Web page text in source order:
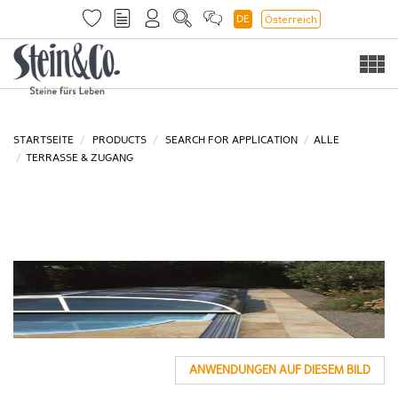
DE Österreich
STARTSEITE PRODUCTS SEARCH FOR APPLICATION
ALLE
TERRASSE & ZUGANG
ANWENDUNGEN AUF DIESEM BILD